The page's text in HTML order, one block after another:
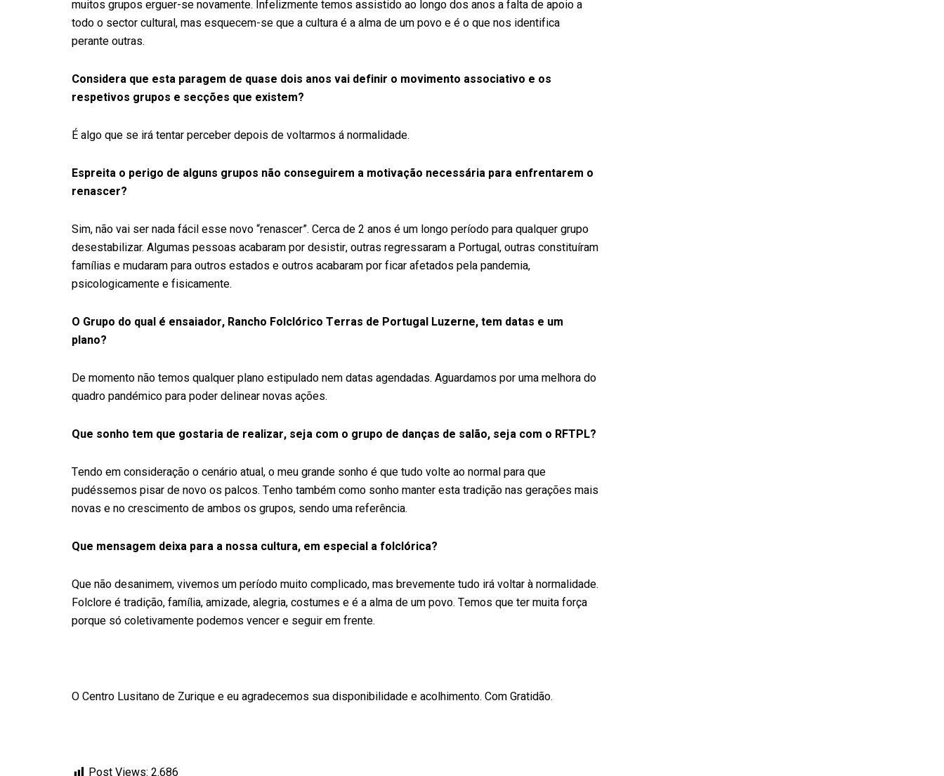
muitos grupos erguer-se novamente. Infelizmente temos assistido ao longo dos anos a falta de apoio a
todo o sector cultural, mas esquecem-se que a cultura é a alma de um povo e é o que nos identifica
perante outras.
Considera que esta paragem de quase dois anos vai definir o movimento associativo e os
respetivos grupos e secções que existem?
É algo que se irá tentar perceber depois de voltarmos á normalidade.
Espreita o perigo de alguns grupos não conseguirem a motivação necessária para enfrentarem o
renascer?
Sim, não vai ser nada fácil esse novo “renascer”. Cerca de 2 anos é um longo período para qualquer grupo
desestabilizar. Algumas pessoas acabaram por desistir, outras regressaram a Portugal, outras constituíram
famílias e mudaram para outros estados e outros acabaram por ficar afetados pela pandemia,
psicologicamente e fisicamente.
O Grupo do qual é ensaiador, Rancho Folclórico Terras de Portugal Luzerne, tem datas e um
plano?
De momento não temos qualquer plano estipulado nem datas agendadas. Aguardamos por uma melhora do
quadro pandémico para poder delinear novas ações.
Que sonho tem que gostaria de realizar, seja com o grupo de danças de salão, seja com o RFTPL?
Tendo em consideração o cenário atual, o meu grande sonho é que tudo volte ao normal para que
pudéssemos pisar de novo os palcos. Tenho também como sonho manter esta tradição nas gerações mais
novas e no crescimento de ambos os grupos, sendo uma referência.
Que mensagem deixa para a nossa cultura, em especial a folclórica?
Que não desanimem, vivemos um período muito complicado, mas brevemente tudo irá voltar à normalidade.
Folclore é tradição, família, amizade, alegria, costumes e é a alma de um povo. Temos que ter muita força
porque só coletivamente podemos vencer e seguir em frente.
O Centro Lusitano de Zurique e eu agradecemos sua disponibilidade e acolhimento. Com Gratidão.
Post Views: 2.686